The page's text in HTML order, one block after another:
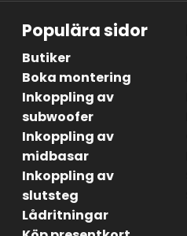
Populära sidor
Butiker
Boka montering
Inkoppling av
subwoofer
Inkoppling av
midbasar
Inkoppling av
slutsteg
Lådritningar